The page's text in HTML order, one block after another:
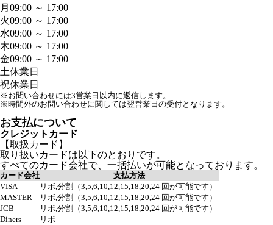
月 09:00 ～ 17:00
火09:00 ～ 17:00
水09:00 ～ 17:00
木09:00 ～ 17:00
金09:00 ～ 17:00
土休業日
祝休業日
※お問い合わせには3営業日以内に返信します。
※時間外のお問い合わせに関しては翌営業日の受付となります。
お支払について
クレジットカード
【取扱カード】
取り扱いカードは以下のとおりです。
すべてのカード会社で、一括払いが可能となっております。
カード会社
支払方法
VISA
リボ,分割（3,5,6,10,12,15,18,20,24 回が可能です）
MASTER
リボ,分割（3,5,6,10,12,15,18,20,24 回が可能です）
JCB
リボ,分割（3,5,6,10,12,15,18,20,24 回が可能です）
Diners
リボ